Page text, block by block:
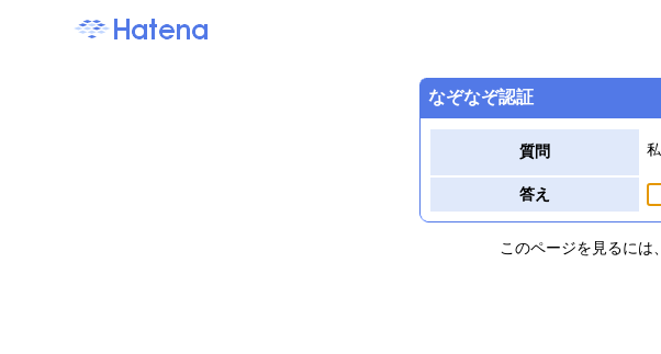
なぞなぞ認証
質問
答え
このページを見るには